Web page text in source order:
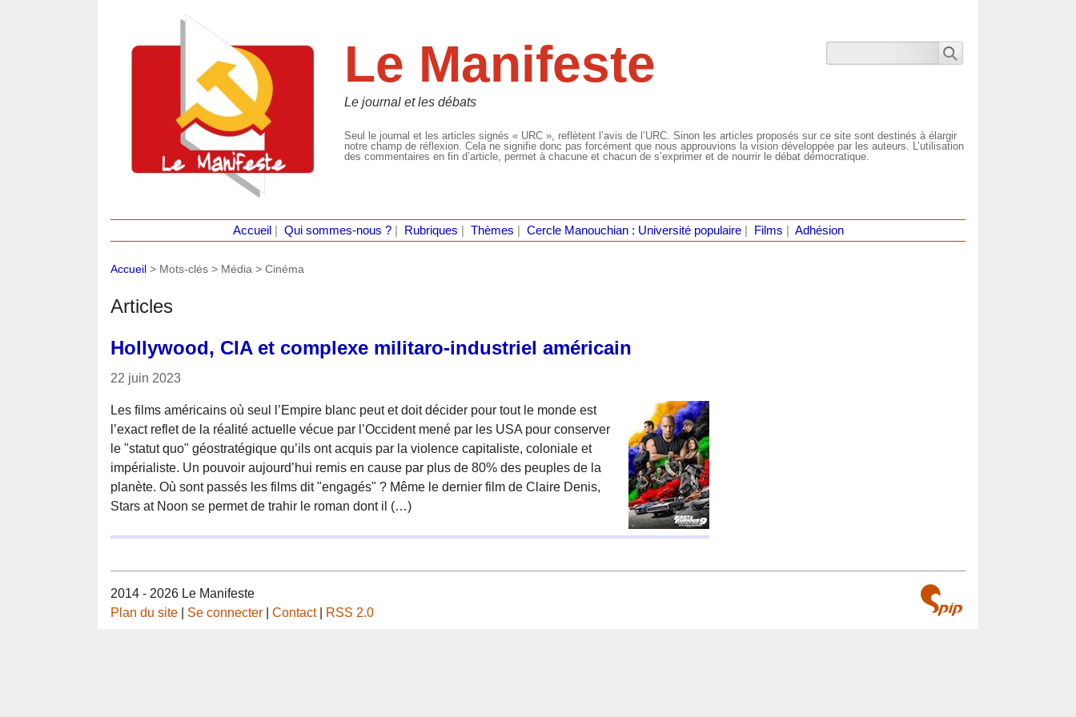
Le Manifeste
Le journal et les débats
Seul le journal et les articles signés « URC », reflètent l’avis de l’URC. Sinon les articles proposés sur ce site sont destinés à élargir
notre champ de réflexion. Cela ne signifie donc pas forcément que nous approuvions la vision développée par les auteurs. L’utilisation
des commentaires en fin d’article, permet à chacune et chacun de s’exprimer et de nourrir le débat démocratique.
Accueil Qui sommes-nous ?| Rubriques Thèmes Cercle Manouchian : Université populaire| Films Adhésion
Accueil > Mots-clés > Média > Cinéma
Articles
Hollywood, CIA et complexe militaro-industriel américain
22 juin 2023
Les films américains où seul l’Empire blanc peut et doit décider pour tout le monde est
l’exact reflet de la réalité actuelle vécue par l’Occident mené par les USA pour conserver
le "statut quo" géostratégique qu’ils ont acquis par la violence capitaliste, coloniale et
impérialiste. Un pouvoir aujourd’hui remis en cause par plus de 80% des peuples de la
planète. Où sont passés les films dit "engagés" ? Même le dernier film de Claire Denis,
Stars at Noon se permet de trahir le roman dont il (…)
2014 - 2026 Le Manifeste
Plan du site
Se connecter Contact| RSS 2.0